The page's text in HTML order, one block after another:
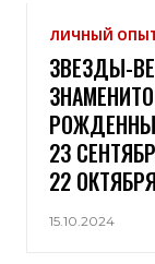
ЛИЧНЫЙ
ЗВЕЗДЫ-
23
22 ОКТЯБРЯ
15.10.2024